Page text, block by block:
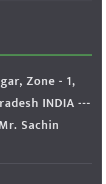
Zone - 1,
INDIA ---
Sachin